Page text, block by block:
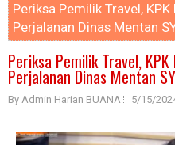
Periksa Pemilik Travel,
Perjalanan Dinas Mentan
Periksa Pemilik Travel,
Perjalanan Dinas Mentan
By Admin Harian BUANA 5/15/